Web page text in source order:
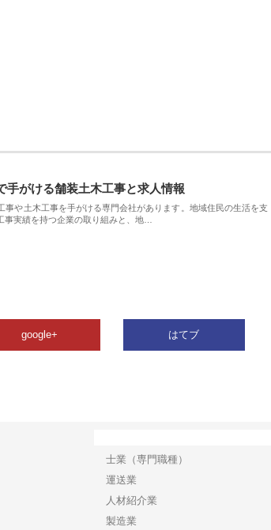
手がける舗装土木工事と求人情報
や土木工事を手がける専門会社があります。地域住民の生活を支
事実績を持つ企業の取り組みと、地…
google+ はてブ
士業（専門職種）
運送業
人材紹介業
製造業